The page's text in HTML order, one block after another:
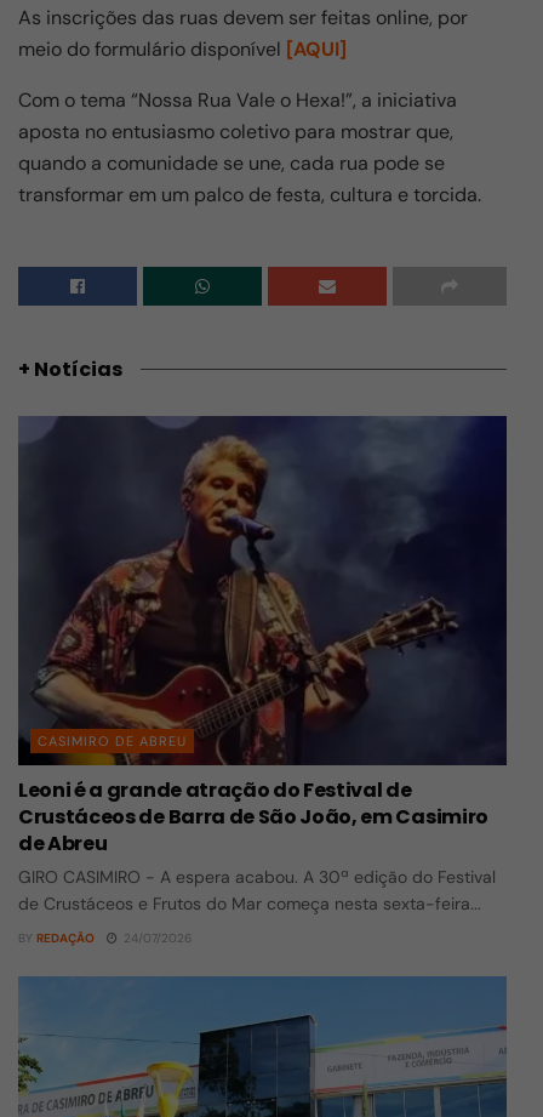
As inscrições das ruas devem ser feitas online, por
meio do formulário disponível [AQUI]
Com o tema “Nossa Rua Vale o Hexa!”, a iniciativa
aposta no entusiasmo coletivo para mostrar que,
quando a comunidade se une, cada rua pode se
transformar em um palco de festa, cultura e torcida.
+ Notícias
CASIMIRO DE ABREU
Leoni é a grande atração do Festival de
Crustáceos de Barra de São João, em Casimiro
de Abreu
GIRO CASIMIRO - A espera acabou. A 30ª edição do Festival
de Crustáceos e Frutos do Mar começa nesta sexta-feira...
BY REDAÇÃO 24/07/2026